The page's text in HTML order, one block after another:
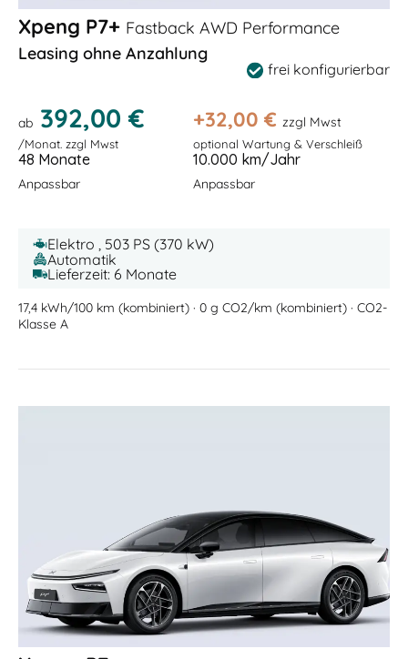
Xpeng P7+ Fastback AWD Performance
Leasing ohne Anzahlung
frei konfigurierbar
ab 392,00 €
/Monat. zzgl Mwst
+32,00 € zzgl Mwst
optional Wartung & Verschleiß
48 Monate
Anpassbar
10.000 km/Jahr
Anpassbar
Elektro , 503 PS (370 kW)
Automatik
Lieferzeit: 6 Monate
17,4 kWh/100 km (kombiniert) · 0 g CO2/km (kombiniert) · CO2-
Klasse A